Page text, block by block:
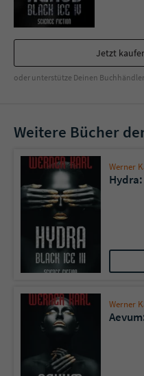
Jetzt
oder unterstütze Deinen
Weitere Bücher
Werner
Werner